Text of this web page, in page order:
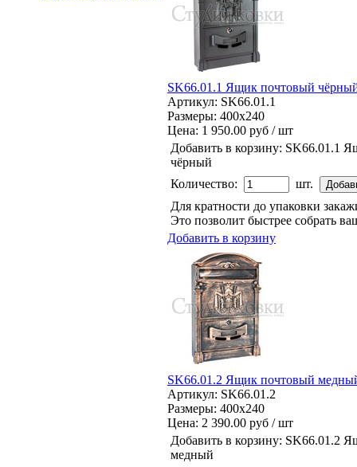
SK66.01.1 Ящик почтовый
Артикул: SK66.01.1
Размеры: 400x240
Цена: 1 950.00 руб / шт
Добавить в корзину: SK66.01.1
чёрный
Количество:
шт.
Для кратности до упаковки
Это позволит быстрее собрать
Добавить в корзину
SK66.01.2 Ящик почтовый
Артикул: SK66.01.2
Размеры: 400x240
Цена: 2 390.00 руб / шт
Добавить в корзину: SK66.01.2
медный